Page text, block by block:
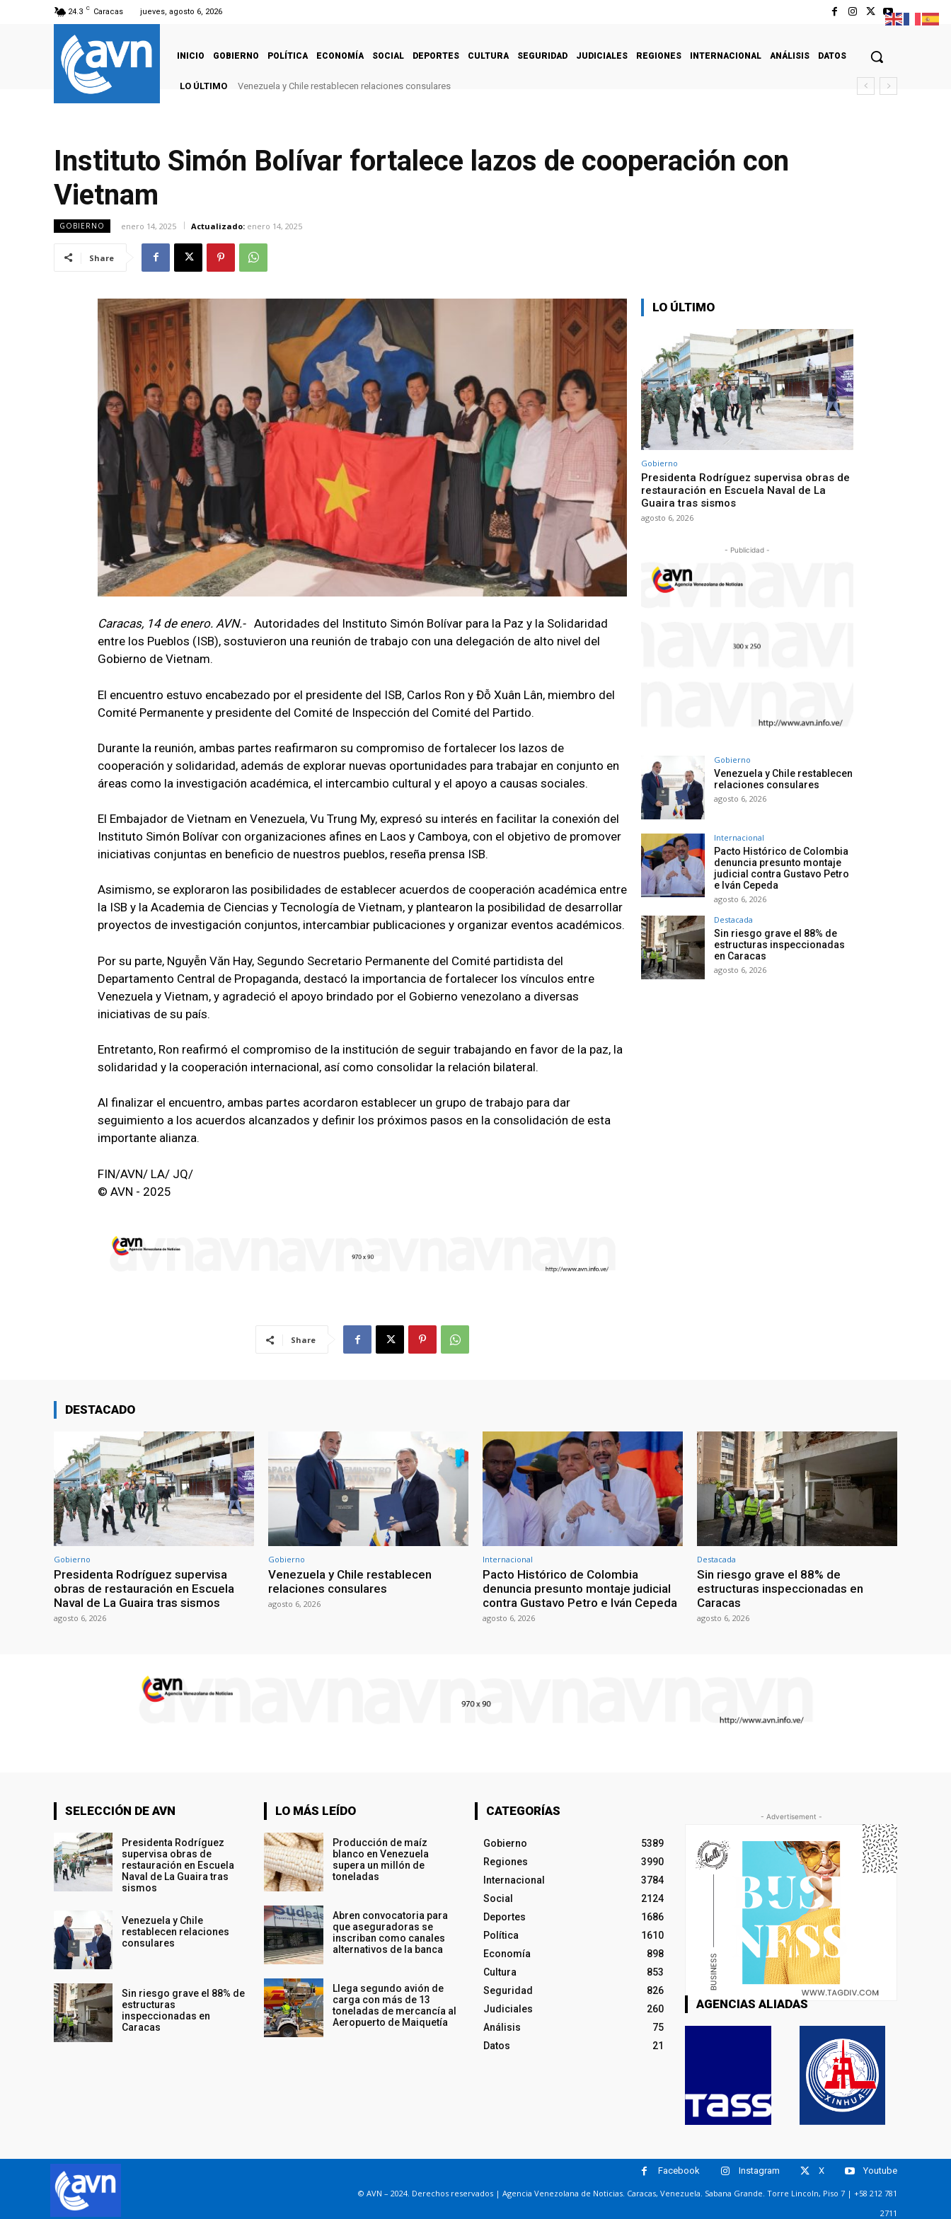
24.3 C Caracas jueves, agosto 6, 2026
INICIO GOBIERNO POLÍTICA ECONOMÍA SOCIAL DEPORTES CULTURA SEGURIDAD JUDICIALES REGIONES INTERNACIONAL ANÁLISIS DATOS
LO ÚLTIMO Venezuela y Chile restablecen relaciones consulares
Instituto Simón Bolívar fortalece lazos de cooperación con
Vietnam
GOBIERNO enero 14, 2025 Actualizado: enero 14, 2025
Share
Caracas, 14 de enero. AVN.- Autoridades del Instituto Simón Bolívar para la Paz y la Solidaridad
entre los Pueblos (ISB), sostuvieron una reunión de trabajo con una delegación de alto nivel del
Gobierno de Vietnam.
El encuentro estuvo encabezado por el presidente del ISB, Carlos Ron y Đỗ Xuân Lân, miembro del
Comité Permanente y presidente del Comité de Inspección del Comité del Partido.
Durante la reunión, ambas partes reafirmaron su compromiso de fortalecer los lazos de
cooperación y solidaridad, además de explorar nuevas oportunidades para trabajar en conjunto en
áreas como la investigación académica, el intercambio cultural y el apoyo a causas sociales.
El Embajador de Vietnam en Venezuela, Vu Trung My, expresó su interés en facilitar la conexión del
Instituto Simón Bolívar con organizaciones afines en Laos y Camboya, con el objetivo de promover
iniciativas conjuntas en beneficio de nuestros pueblos, reseña prensa ISB.
Asimismo, se exploraron las posibilidades de establecer acuerdos de cooperación académica entre
la ISB y la Academia de Ciencias y Tecnología de Vietnam, y plantearon la posibilidad de desarrollar
proyectos de investigación conjuntos, intercambiar publicaciones y organizar eventos académicos.
Por su parte, Nguyễn Văn Hay, Segundo Secretario Permanente del Comité partidista del
Departamento Central de Propaganda, destacó la importancia de fortalecer los vínculos entre
Venezuela y Vietnam, y agradeció el apoyo brindado por el Gobierno venezolano a diversas
iniciativas de su país.
Entretanto, Ron reafirmó el compromiso de la institución de seguir trabajando en favor de la paz, la
solidaridad y la cooperación internacional, así como consolidar la relación bilateral.
Al finalizar el encuentro, ambas partes acordaron establecer un grupo de trabajo para dar
seguimiento a los acuerdos alcanzados y definir los próximos pasos en la consolidación de esta
importante alianza.
FIN/AVN/ LA/ JQ/
© AVN - 2025
Share
LO ÚLTIMO
Gobierno
Presidenta Rodríguez supervisa obras de
restauración en Escuela Naval de La
Guaira tras sismos
agosto 6, 2026
- Publicidad -
Gobierno
Venezuela y Chile restablecen
relaciones consulares
agosto 6, 2026
Internacional
Pacto Histórico de Colombia
denuncia presunto montaje
judicial contra Gustavo Petro
e Iván Cepeda
agosto 6, 2026
Destacada
Sin riesgo grave el 88% de
estructuras inspeccionadas
en Caracas
agosto 6, 2026
DESTACADO
Gobierno
Presidenta Rodríguez supervisa
obras de restauración en Escuela
Naval de La Guaira tras sismos
agosto 6, 2026
Gobierno
Venezuela y Chile restablecen
relaciones consulares
agosto 6, 2026
Internacional
Pacto Histórico de Colombia
denuncia presunto montaje judicial
contra Gustavo Petro e Iván Cepeda
agosto 6, 2026
Destacada
Sin riesgo grave el 88% de
estructuras inspeccionadas en
Caracas
agosto 6, 2026
SELECCIÓN DE AVN
Presidenta Rodríguez
supervisa obras de
restauración en Escuela
Naval de La Guaira tras
sismos
Venezuela y Chile
restablecen relaciones
consulares
Sin riesgo grave el 88% de
estructuras
inspeccionadas en
Caracas
LO MÁS LEÍDO
Producción de maíz
blanco en Venezuela
supera un millón de
toneladas
Abren convocatoria para
que aseguradoras se
inscriban como canales
alternativos de la banca
Llega segundo avión de
carga con más de 13
toneladas de mercancía al
Aeropuerto de Maiquetía
CATEGORÍAS
Gobierno
5389
Regiones
3990
Internacional
3784
Social
2124
Deportes
1686
Política
1610
Economía
898
Cultura
853
Seguridad
826
Judiciales
260
Análisis
75
Datos
21
- Advertisement -
AGENCIAS ALIADAS
Facebook Instagram X Youtube
© AVN – 2024. Derechos reservados | Agencia Venezolana de Noticias. Caracas, Venezuela. Sabana Grande. Torre Lincoln, Piso 7 | +58 212 781
2711